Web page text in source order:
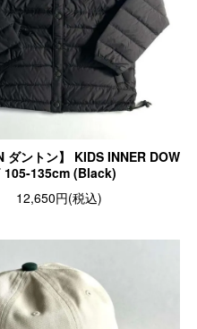
ダントン】 KIDS INNER DOW
105-135cm (Black)
12,650円(税込)